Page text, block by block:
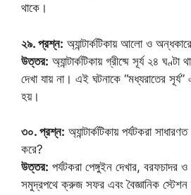
থাকে।
২৯. প্রশ্ন: অ্যান্টার্কটিকায় আলো ও
উত্তর: অ্যান্টার্কটিকায় গ্রীষ্মে সূর্য ২৪
দেখা যায় না। এই ঘটনাকে “মধ্যরাতের
হয়।
৩০. প্রশ্ন: অ্যান্টার্কটিকায় পর্যটকরা
করে?
উত্তর: পর্যটকরা পেঙ্গুইন দেখার, বরফচাদর
সমুদ্রপথে ক্রুজ সফর এবং বৈজ্ঞানিক স্টেশন